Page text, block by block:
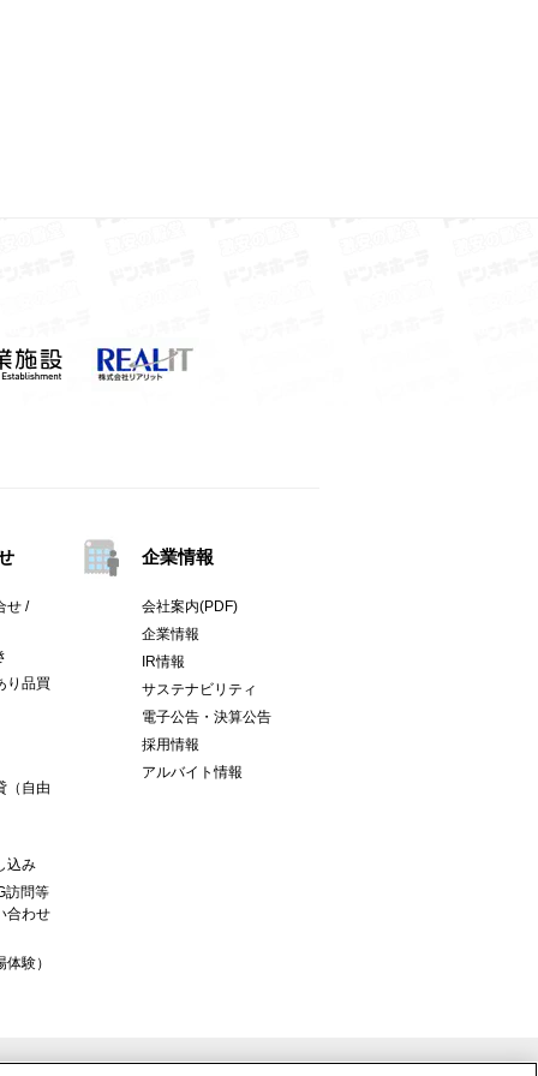
せ /
り品買
（自由
込み
訪問等
合わせ
験）
企業情報
会社案内(PDF)
企業情報
IR情報
サステナビリティ
電子公告・決算公告
採用情報
アルバイト情報